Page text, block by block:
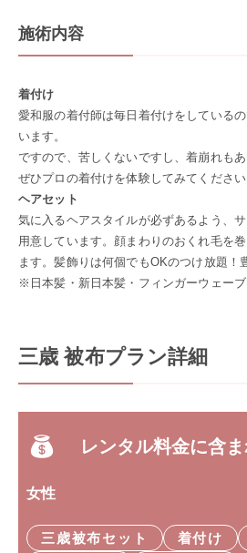
施術内容
着付け
愛和服の着付師は毎日着付けをしている
います。
ですので、苦しくないですし、着崩れもあ
ぜひプロの着付けを体験してみてください
ヘアセット
気に入るヘアスタイルが必ずあるよう、
用意しています。顔まわりのおくれ毛を
ます。髪飾りは何個でもOKのつけ放題！
※日本髪・新日本髪・フィンガーウェー
三歳 被布プラン詳細
レンタル料金に含
女性
三歳被布セット 着付け